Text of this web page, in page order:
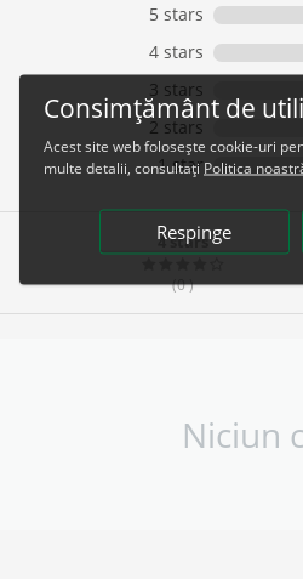
5 stars
4 stars
3 stars
2 stars
1 star
4 stars
(0)
Niciun
Consimțământ de
Acest site web folosește cookie-uri
multe detalii, consultațiPolitica
Respinge